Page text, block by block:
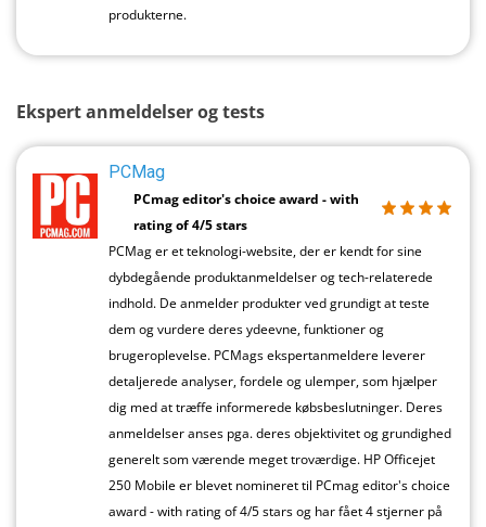
produkterne.
Ekspert anmeldelser og tests
PCMag
PCmag editor's choice award - with
rating of 4/5 stars
PCMag er et teknologi-website, der er kendt for sine
dybdegående produktanmeldelser og tech-relaterede
indhold. De anmelder produkter ved grundigt at teste
dem og vurdere deres ydeevne, funktioner og
brugeroplevelse. PCMags ekspertanmeldere leverer
detaljerede analyser, fordele og ulemper, som hjælper
dig med at træffe informerede købsbeslutninger. Deres
anmeldelser anses pga. deres objektivitet og grundighed
generelt som værende meget troværdige. HP Officejet
250 Mobile er blevet nomineret til PCmag editor's choice
award - with rating of 4/5 stars og har fået 4 stjerner på